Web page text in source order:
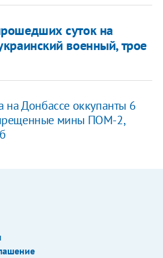
суток на
военный, трое
на Донбассе оккупанты 6
мины ПОМ-2,